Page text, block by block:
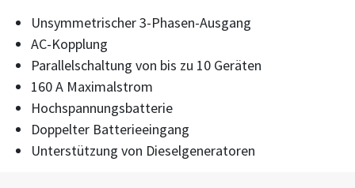
Unsymmetrischer 3-Phasen-Ausgang
AC-Kopplung
Parallelschaltung von bis zu 10 Geräten
160 A Maximalstrom
Hochspannungsbatterie
Doppelter Batterieeingang
Unterstützung von Dieselgeneratoren